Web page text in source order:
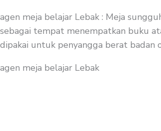
agen meja belajar Lebak : Meja
sebagai tempat menempatkan buku
dipakai untuk penyangga berat badan
agen meja belajar Lebak